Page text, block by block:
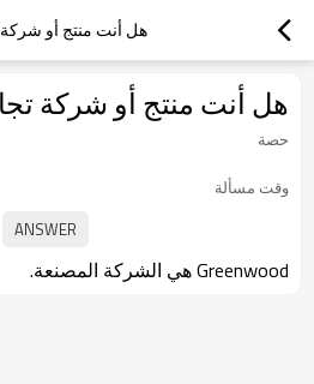
هل أنت منتج أو شركة
هل أنت منتج أو شركة
حصة
وقت مسألة
Greenwood هي الشركة المصنعة.